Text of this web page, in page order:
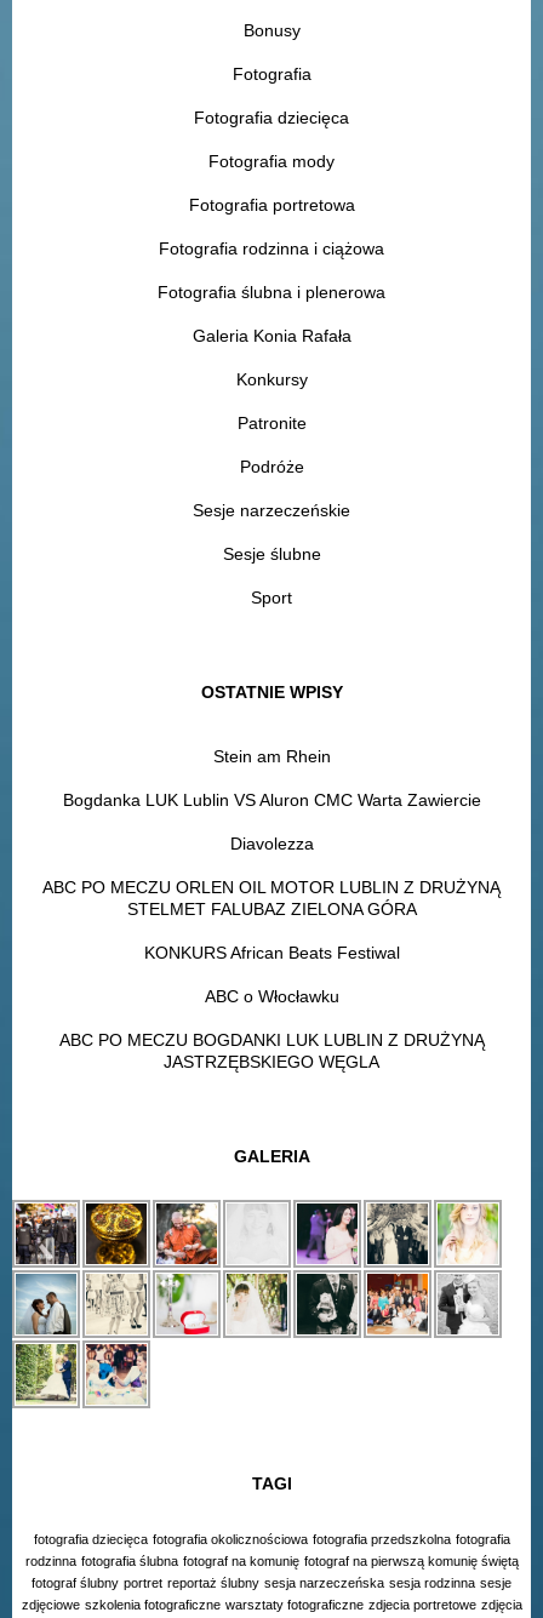
Bonusy
Fotografia
Fotografia dziecięca
Fotografia mody
Fotografia portretowa
Fotografia rodzinna i ciążowa
Fotografia ślubna i plenerowa
Galeria Konia Rafała
Konkursy
Patronite
Podróże
Sesje narzeczeńskie
Sesje ślubne
Sport
OSTATNIE WPISY
Stein am Rhein
Bogdanka LUK Lublin VS Aluron CMC Warta Zawiercie
Diavolezza
ABC PO MECZU ORLEN OIL MOTOR LUBLIN Z DRUŻYNĄ
STELMET FALUBAZ ZIELONA GÓRA
KONKURS African Beats Festiwal
ABC o Włocławku
ABC PO MECZU BOGDANKI LUK LUBLIN Z DRUŻYNĄ
JASTRZĘBSKIEGO WĘGLA
GALERIA
TAGI
fotografia dziecięca fotografia okolicznościowa fotografia przedszkolna fotografia
rodzinna fotografia ślubna fotograf na komunię fotograf na pierwszą komunię świętą
fotograf ślubny portret reportaż ślubny sesja narzeczeńska sesja rodzinna sesje
zdjęciowe szkolenia fotograficzne warsztaty fotograficzne zdjecia portretowe zdjęcia